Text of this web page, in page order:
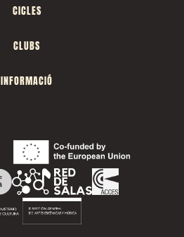
CICLES
CLUBS
INFORMACIÓ